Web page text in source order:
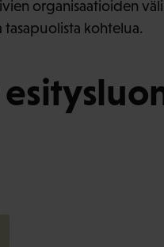
organisaatioiden
kohtelua.